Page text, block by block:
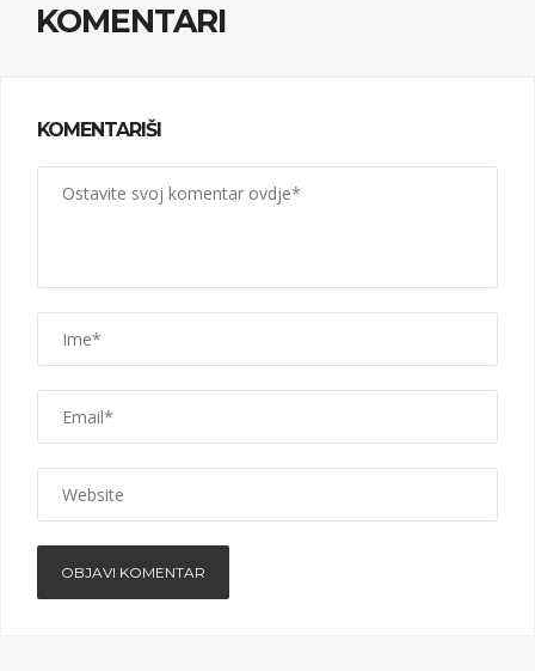
KOMENTARI
KOMENTARIŠI